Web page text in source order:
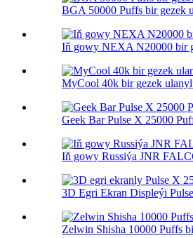
BGA 50000 Puffs bir gezek
Iň gowy NEXA N20000 bir
MyCool 40k bir gezek
Geek Bar Pulse X 25000
Iň gowy Russiýa JNR
3D Egri Ekran Displeýi
Zelwin Shisha 10000 Puffs